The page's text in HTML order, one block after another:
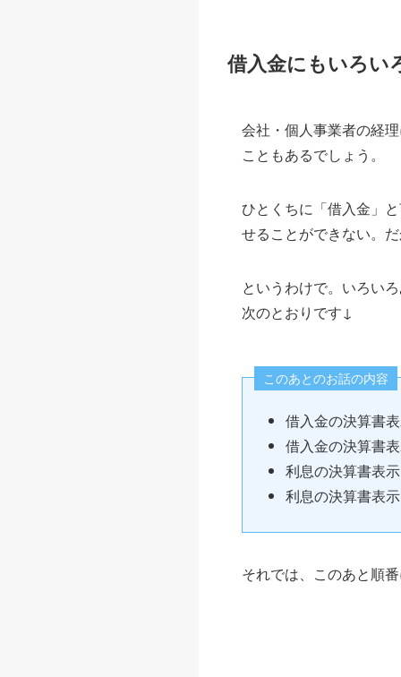
借入金にもいろい
会社・個人事業者の経
こともあるでしょう。
ひとくちに「借入金」
せることができない。
というわけで。いろい
次のとおりです↓
このあとのお話の内容
借入金の決算書
借入金の決算書
利息の決算書表
利息の決算書表
それでは、このあと順